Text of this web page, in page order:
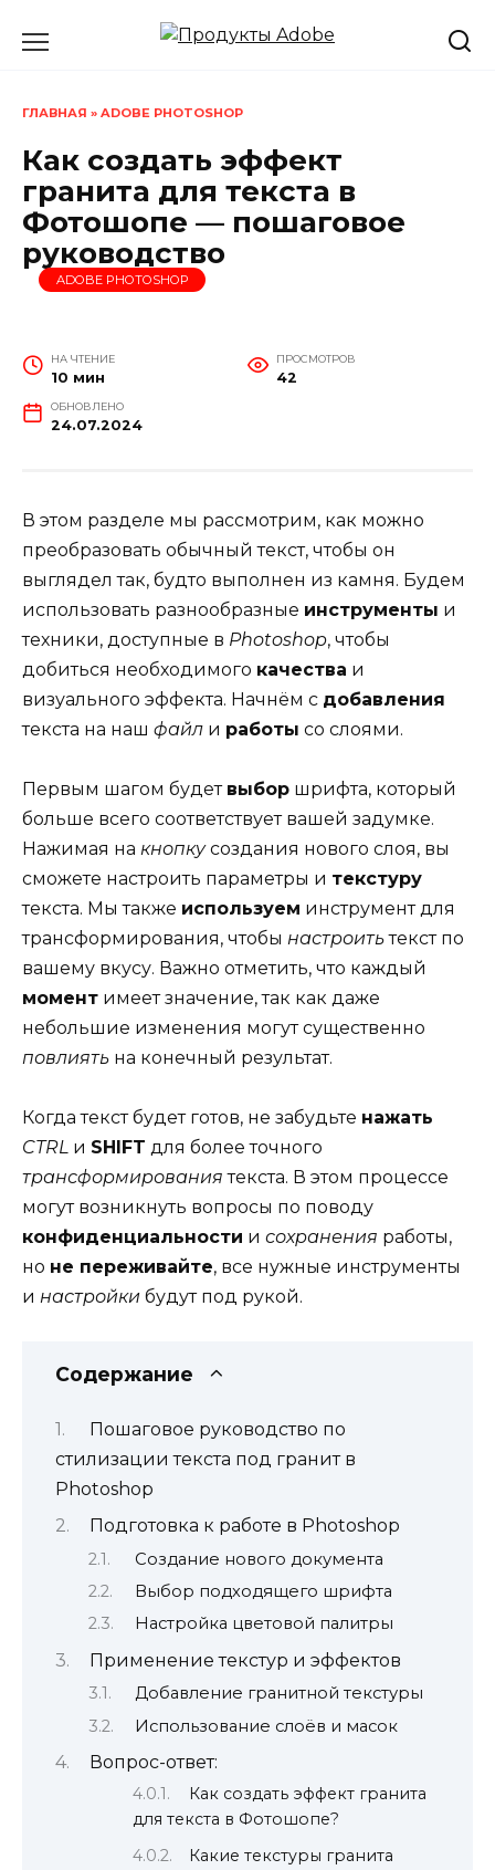
ГЛАВНАЯ » ADOBE PHOTOSHOP
Как создать эффект
гранита для текста в
Фотошопе — пошаговое
руководство
ADOBE PHOTOSHOP
НА ЧТЕНИЕ
10 мин
ПРОСМОТРОВ
42
ОБНОВЛЕНО
24.07.2024
В этом разделе мы рассмотрим, как можно
преобразовать обычный текст, чтобы он
выглядел так, будто выполнен из камня. Будем
использовать разнообразные инструменты и
техники, доступные в Photoshop, чтобы
добиться необходимого качества и
визуального эффекта. Начнём с добавления
текста на наш файл и работы со слоями.
Первым шагом будет выбор шрифта, который
больше всего соответствует вашей задумке.
Нажимая на кнопкусоздания нового слоя, вы
сможете настроить параметры и текстуру
текста. Мы также используем инструмент для
трансформирования, чтобы настроитьтекст по
вашему вкусу. Важно отметить, что каждый
момент имеет значение, так как даже
небольшие изменения могут существенно
повлиять на конечный результат.
Когда текст будет готов, не забудьте нажать
CTRL и SHIFT для более точного
трансформирования текста. В этом процессе
могут возникнуть вопросы по поводу
конфиденциальности и сохранения работы,
но не переживайте, все нужные инструменты
и настройки будут под рукой.
Содержание
Пошаговое руководство по
стилизации текста под гранит в
Photoshop
Подготовка к работе в Photoshop
Создание нового документа
Выбор подходящего шрифта
Настройка цветовой палитры
Применение текстур и эффектов
Добавление гранитной текстуры
Использование слоёв и масок
Вопрос-ответ:
Как создать эффект гранита
для текста в Фотошопе?
Какие текстуры гранита